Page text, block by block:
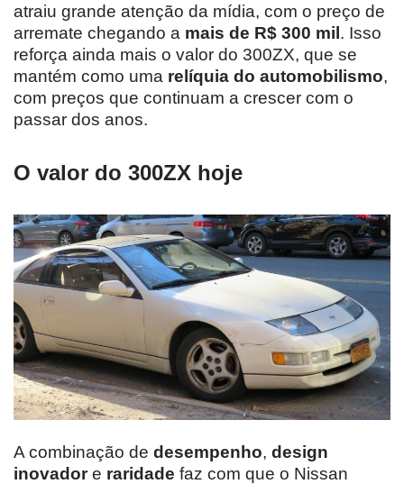
atraiu grande atenção da mídia, com o preço de
arremate chegando a mais de R$ 300 mil. Isso
reforça ainda mais o valor do 300ZX, que se
mantém como uma relíquia do automobilismo,
com preços que continuam a crescer com o
passar dos anos.
O valor do 300ZX hoje
A combinação de desempenho, design
inovadore raridade faz com que o Nissan